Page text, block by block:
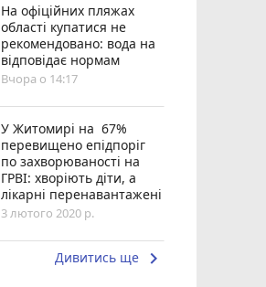
На офіційних пляжах
області купатися не
рекомендовано: вода на
відповідає нормам
Вчора о 14:17
У Житомирі на 67%
перевищено епідпоріг
по захворюваності на
ГРВІ: хворіють діти, а
лікарні перенавантажені
3 лютого 2020 р.
Дивитись ще keyboard_arrow_right